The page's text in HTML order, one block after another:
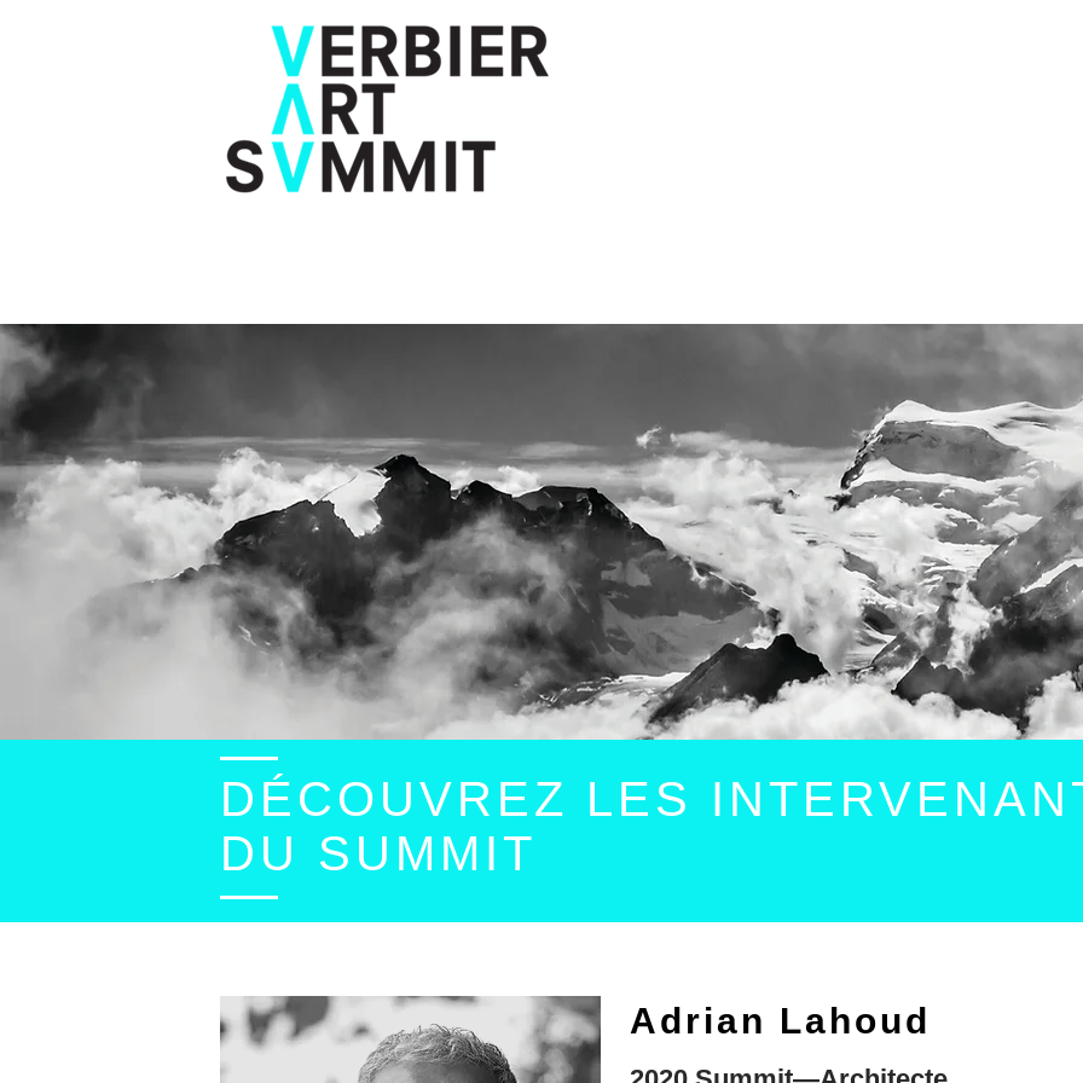
DÉCOUVREZ LES
DU SUMMIT
Adrian Lahoud